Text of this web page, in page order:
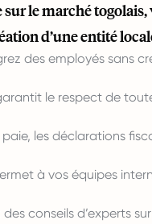
le marché
d’une entité
des employés sans
garantit le respect de
paie, les déclarations
à vos équipes
conseils d’experts